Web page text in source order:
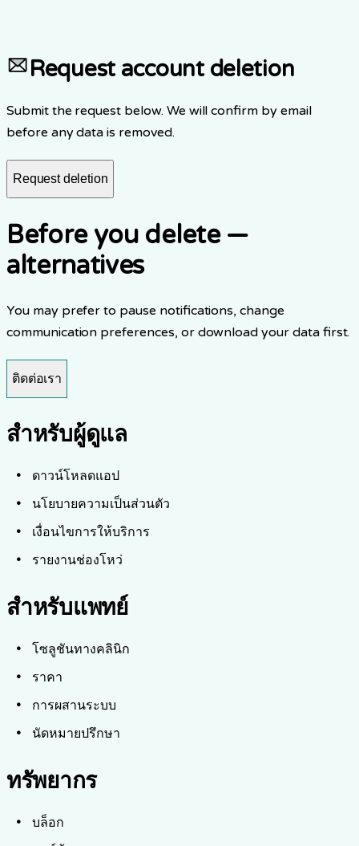
Request account deletion
Submit the request below. We will confirm by email
before any data is removed.
Request deletion
Before you delete —
alternatives
You may prefer to pause notifications, change
communication preferences, or download your data first.
ติดต่อเรา
สำหรับผู้ดูแล
ดาวน์โหลดแอป
นโยบายความเป็นส่วนตัว
เงื่อนไขการให้บริการ
รายงานช่องโหว่
สำหรับแพทย์
โซลูชันทางคลินิก
ราคา
การผสานระบบ
นัดหมายปรึกษา
ทรัพยากร
บล็อก